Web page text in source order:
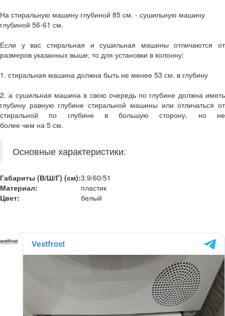
На стиральную машину глубиной 85 см. - сушильную машину
глубиной 56-61 см.
Если у вас стиральная и сушильная машины отличаются от
размеров указанных выше, то для установки в колонну:
1. стиральная машина должна быть не менее 53 см. в глубину
2. а сушильная машина в свою очередь по глубине должна иметь
глубину равную глубине стиральной машины или отличаться от
стиральной по глубине в большую сторону, но не
более чем на 5 см.
Основные характеристики:
Габариты (В/Ш/Г) (см):3.9/60/51
Материал:
пластик
Цвет:
белый